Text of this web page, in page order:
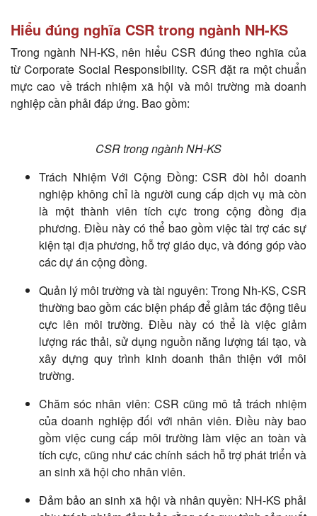
Hiểu đúng nghĩa CSR trong ngành NH-KS
Trong ngành NH-KS, nên hiểu CSR đúng theo nghĩa của
từ Corporate Social Responsibility. CSR đặt ra một chuẩn
mực cao về trách nhiệm xã hội và môi trường mà doanh
nghiệp cần phải đáp ứng. Bao gồm:
CSR trong ngành NH-KS
Trách Nhiệm Với Cộng Đồng: CSR đòi hỏi doanh
nghiệp không chỉ là người cung cấp dịch vụ mà còn
là một thành viên tích cực trong cộng đồng địa
phương. Điều này có thể bao gồm việc tài trợ các sự
kiện tại địa phương, hỗ trợ giáo dục, và đóng góp vào
các dự án cộng đồng.
Quản lý môi trường và tài nguyên: Trong Nh-KS, CSR
thường bao gồm các biện pháp để giảm tác động tiêu
cực lên môi trường. Điều này có thể là việc giảm
lượng rác thải, sử dụng nguồn năng lượng tái tạo, và
xây dựng quy trình kinh doanh thân thiện với môi
trường.
Chăm sóc nhân viên: CSR cũng mô tả trách nhiệm
của doanh nghiệp đối với nhân viên. Điều này bao
gồm việc cung cấp môi trường làm việc an toàn và
tích cực, cũng như các chính sách hỗ trợ phát triển và
an sinh xã hội cho nhân viên.
Đảm bảo an sinh xã hội và nhân quyền: NH-KS phải